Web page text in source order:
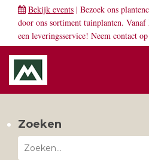
Bekijk events | Bezoek ons
door ons sortiment tuinplanten.
een leveringsservice! Neem contact
Zoeken